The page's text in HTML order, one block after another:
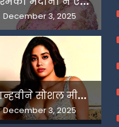
Posted
on
December 3, 2025
ज
ान्हवीने सोशल मीडियापर उठाये सवाल
Posted
on
December 3, 2025